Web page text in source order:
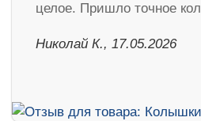
целое. Пришло точное
Николай К., 17.05.2026